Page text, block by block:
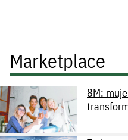
Marketplace
8M: